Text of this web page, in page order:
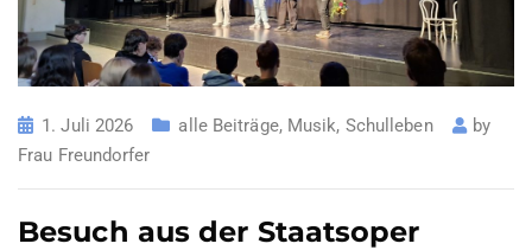
1. Juli 2026 alle Beiträge, Musik, Schulleben
by
Frau Freundorfer
Besuch aus der Staatsoper